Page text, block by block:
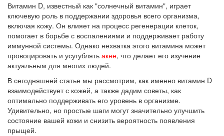
Витамин D, известный как "солнечный витамин", играет
ключевую роль в поддержании здоровья всего организма,
включая кожу. Он влияет на процесс регенерации клеток,
помогает в борьбе с воспалениями и поддерживает работу
иммунной системы. Однако нехватка этого витамина может
провоцировать и усугублять акне, что делает его изучение
актуальным для многих людей.
В сегодняшней статье мы рассмотрим, как именно витамин D
взаимодействует с кожей, а также дадим советы, как
оптимально поддерживать его уровень в организме.
Удивительно, но простые шаги могут значительно улучшить
состояние вашей кожи и снизить вероятность появления
прыщей.